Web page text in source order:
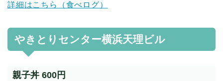
詳細はこちら（食べログ）
やきとりセンター横浜天理ビル
親子丼 600円